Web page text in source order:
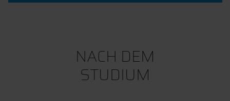
NACH DEM
STUDIUM